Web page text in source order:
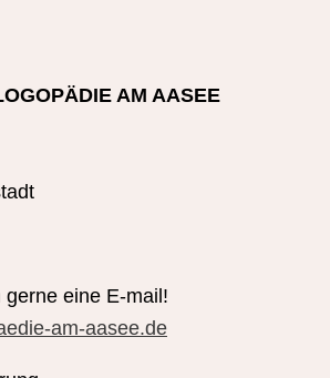
AM AASEE
eine E-mail!
am-aasee.de